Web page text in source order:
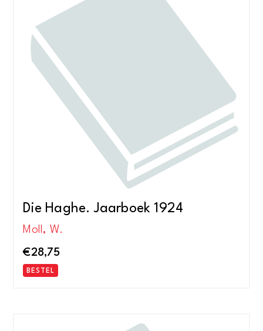
Die Haghe. Jaarboek 1924
Moll, W.
€28,75
BESTEL